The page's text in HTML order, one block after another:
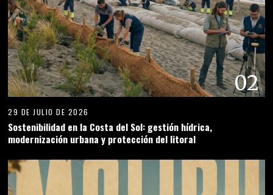
02
29 DE JULIO DE 2026
Sostenibilidad en la Costa del Sol: gestión hídrica,
modernización urbana y protección del litoral